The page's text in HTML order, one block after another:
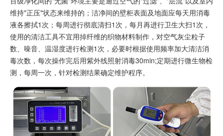
维持"正压"状态来维持的；洁净间的壁柜表面及地面应每天用消毒
液各擦拭1次；每周进行彻底清扫1次，每月再进行卫生大扫1次，
使用的清洁工具不宜用掉纤维的织物材料制作，对空气灰尘粒子
数、噪音、温湿度进行检测1次，必要时根据使用频率加大清洁消
毒次数，每次操作完后用紫外线照射消毒30min;定期进行微生物检
测，每周一次，针对检测结果确定维护程序。